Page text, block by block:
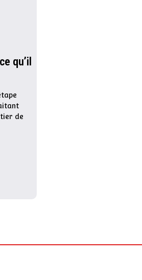
qu’il
de